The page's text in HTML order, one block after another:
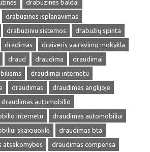
drabuzines baldai
drabuzines isplanavimas
drabuziniu sistemos
drabužių spinta
dradimas
draiveris vairavimo mokykla
draud draudima
draudimai
draudimai internetu
draudimas
draudimas anglijoje
draudimas automobilio
internetu
draudimas automobiliui
skaiciuokle
draudimas bta
atsakomybes
draudimas compensa